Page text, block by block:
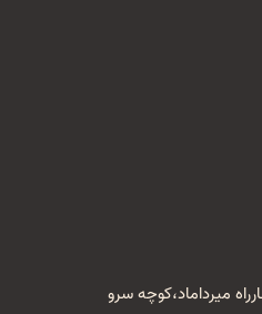
میرداماد،کوچه سرو